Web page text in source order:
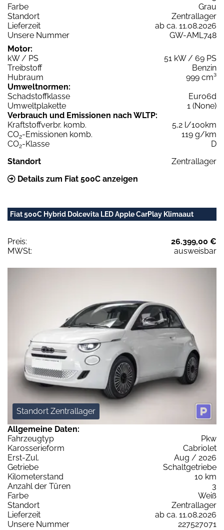
Farbe
Grau
Standort
Zentrallager
Lieferzeit
ab ca. 11.08.2026
Unsere Nummer
GW-AML748
Motor:
kW / PS
51 kW / 69 PS
Treibstoff
Benzin
Hubraum
999 cm³
Umweltnormen:
Schadstoffklasse
Euro6d
Umweltplakette
1 (None)
Verbrauch und Emissionen nach WLTP:
Kraftstoffverbr. komb.
5,2 l/100km
CO2-Emissionen komb.
119 g/km
CO2-Klasse
D
Standort
Zentrallager
Details zum Fiat 500C anzeigen
Fiat 500C Hybrid Dolcevita LED Apple CarPlay Klimaaut
Preis:
26.399,00 €
MWSt:
ausweisbar
Standort Zentrallager
Allgemeine Daten:
Fahrzeugtyp
Pkw
Karosserieform
Cabriolet
Erst-Zul.
Aug / 2026
Getriebe
Schaltgetriebe
Kilometerstand
10 km
Anzahl der Türen
3
Farbe
Weiß
Standort
Zentrallager
Lieferzeit
ab ca. 11.08.2026
Unsere Nummer
227527071